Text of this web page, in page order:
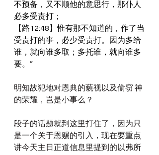
不预备，又不顺他的意思行，那仆人
必多受责打；
【路12:48】惟有那不知道的，作了当
受责打的事，必少受责打。因为多给
谁，就向谁多取；多托谁，就向谁多
要。”
明知故犯地对恩典的藐视以及偷窃 神
的荣耀，岂是小事么？
段子的话题就到这里打住了，因为只
是一个关于恩赐的引入，现在要重点
讲今天主日正道信息里提到的以弗所